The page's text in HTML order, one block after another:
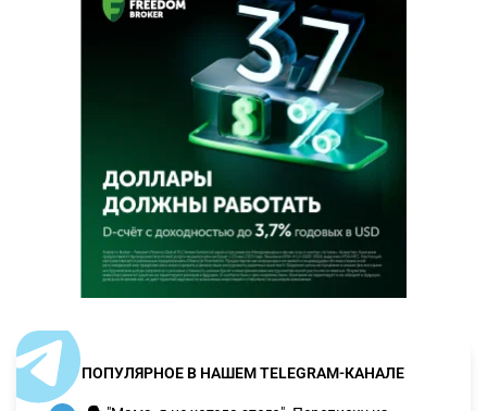
ПОПУЛЯРНОЕ В НАШЕМ TELEGRAM-КАНАЛЕ